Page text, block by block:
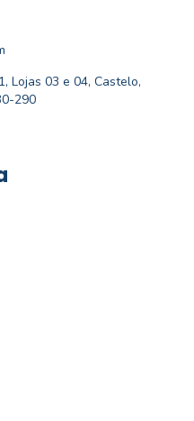
Lojas 03 e 04, Castelo,
290